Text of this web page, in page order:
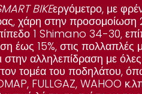
BIKEεργόμετρο, με
χάρη στην προσομοίωση
1 Shimano 34-30,
έως 15%, στις πολλαπλές
στην αλληλεπίδραση με όλες
τομέα του ποδηλάτου,
, FULLGAZ, WAHOO